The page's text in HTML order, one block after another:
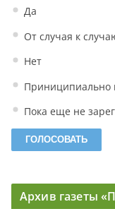
Да
От случая к
Нет
Приниципиально
Пока еще не
Архив газеты